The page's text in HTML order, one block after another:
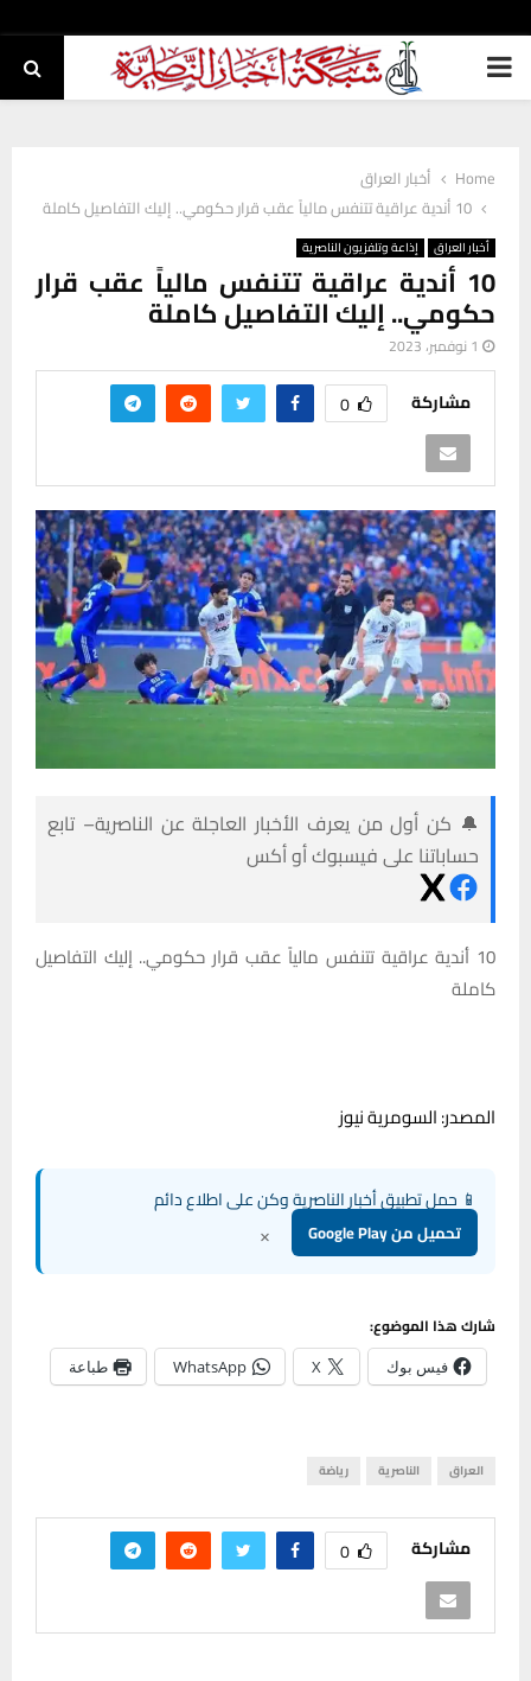
PRIMARY
Home
أخبار العراق
10 أندية عراقية تتنفس مالياً عقب قرار حكومي.. إليك التفاصيل كاملة
أخبار العراق إذاعة وتلفزيون الناصرية
10 أندية عراقية تتنفس مالياً عقب قرار
حكومي.. إليك التفاصيل كاملة
1 نوفمبر، 2023
مشاركة 0
🔔 كن أول من يعرف الأخبار العاجلة عن الناصرية– تابع
حساباتنا على فيسبوك أو أكس
10 أندية عراقية تتنفس مالياً عقب قرار حكومي.. إليك التفاصيل
كاملة
المصدر: السومرية نيوز
📱 حمل تطبيق أخبار الناصرية وكن على اطلاع دائم
تحميل من Google Play ×
شارك هذا الموضوع:
فيس بوك X
WhatsApp طباعة
العراق الناصرية رياضة
مشاركة 0